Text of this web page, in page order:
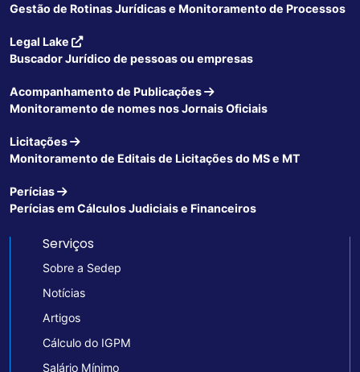
Gestão de Rotinas Jurídicas e Monitoramento de Processos
Legal Lake
Buscador Jurídico de pessoas ou empresas
Acompanhamento de Publicações
Monitoramento de nomes nos Jornais Oficiais
Licitações
Monitoramento de Editais de Licitações do MS e MT
Perícias
Perícias em Cálculos Judiciais e Financeiros
Serviços
Sobre a Sedep
Notícias
Artigos
Cálculo do IGPM
Salário Mínimo